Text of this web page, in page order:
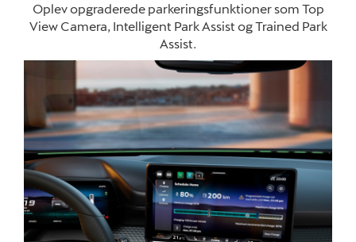
Oplev opgraderede parkeringsfunktioner som Top
View Camera, Intelligent Park Assist og Trained Park
Assist.